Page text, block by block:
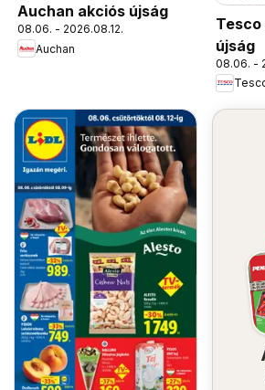
Auchan akciós újság
08.06. - 2026.08.12.
Auchan
újság
08.06. -